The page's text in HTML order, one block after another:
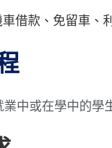
借款、免留車、
中或在學中的學